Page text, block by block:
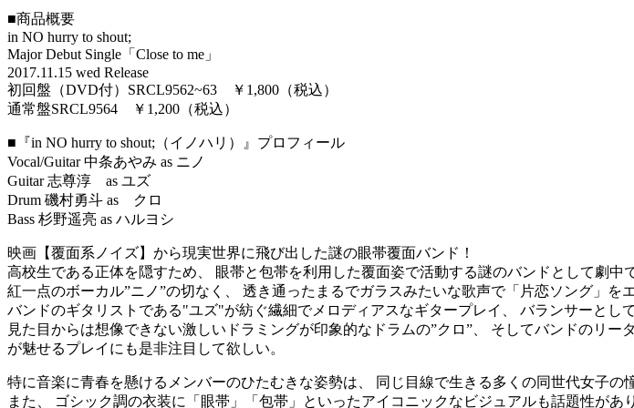
■商品概要
in NO hurry to shout;
Major Debut Single「Close to me」
2017.11.15 wed Release
初回盤（DVD付）SRCL9562~63 ￥1,800（税込）
通常盤SRCL9564 ￥1,200（税込）
■『in NO hurry to shout;（イノハリ）』プロフィール
Vocal/Guitar 中条あやみ as ニノ
Guitar 志尊淳 as ユズ
Drum 磯村勇斗 as クロ
Bass 杉野遥亮 as ハルヨシ
映画【覆面系ノイズ】から現実世界に飛び出した謎の眼帯覆面バンド！
高校生である正体を隠すため、 眼帯と包帯を利用した覆面姿で活動する謎のバンドとして劇中で
紅一点のボーカル”ニノ”の切なく、 透き通ったまるでガラスみたいな歌声で「片恋ソング」を
バンドのギタリストである"ユズ"が紡ぐ繊細でメロディアスなギタープレイ、 バランサーとし
見た目からは想像できない激しいドラミングが印象的なドラムの”クロ”、 そしてバンドのリ
が魅せるプレイにも是非注目して欲しい。
特に音楽に青春を懸けるメンバーのひたむきな姿勢は、 同じ目線で生きる多くの同世代女子の
また、 ゴシック調の衣装に「眼帯」「包帯」といったアイコニックなビジュアルも話題性が